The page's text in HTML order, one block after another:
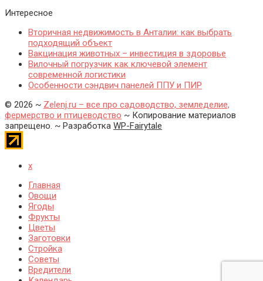
Интересное
Вторичная недвижимость в Анталии: как выбрать
подходящий объект
Вакцинация животных – инвестиция в здоровье
Вилочный погрузчик как ключевой элемент
современной логистики
Особенности сэндвич панелей ППУ и ПИР
© 2026 ~ Zelenj.ru – все про садоводство, земледелие,
фермерство и птицеводство ~ Копирование материалов
запрещено. ~ Разработка WP-Fairytale
x
Главная
Овощи
Ягоды
Фрукты
Цветы
Заготовки
Стройка
Советы
Вредители